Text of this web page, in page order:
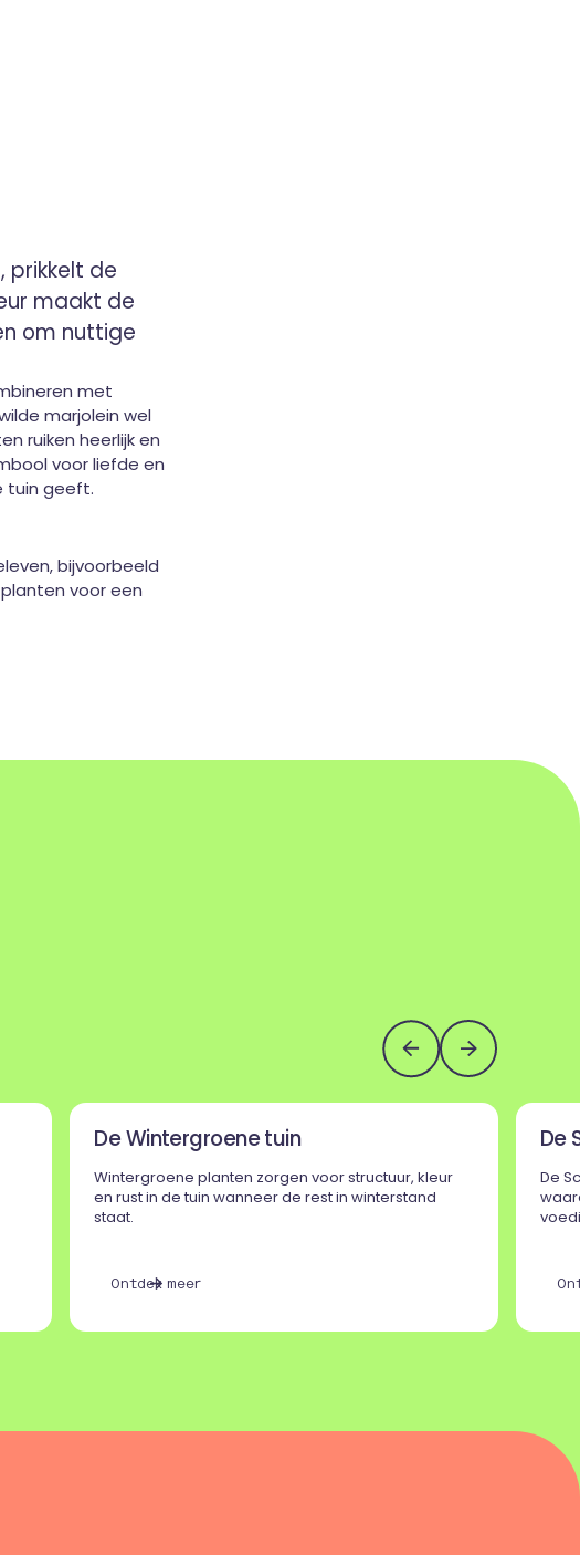
prikkelt de
maakt de
om nuttige
met
marjolein wel
ruiken heerlijk en
voor liefde en
tuin geeft.
bijvoorbeeld
voor een
De Wintergroene tuin
Wintergroene planten zorgen voor structuur, kleur
en rust in de tuin wanneer de rest in winterstand
staat.
Ontdek meer
De
De
On